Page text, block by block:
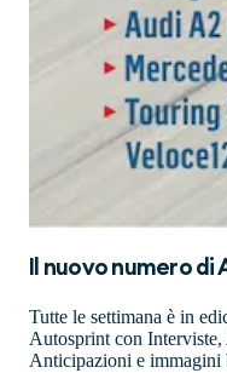
Il nuovo numero di
Tutte le settimana è in
Autosprint con
Anticipazioni e immagini